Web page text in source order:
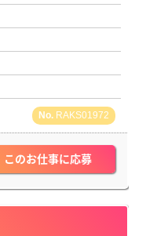
RAKS01972
このお仕事に応募